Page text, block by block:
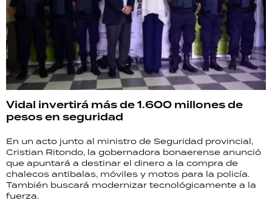
Vidal invertirá más de 1.600 millones de
pesos en seguridad
En un acto junto al ministro de Seguridad provincial,
Cristian Ritondo, la gobernadora bonaerense anunció
que apuntará a destinar el dinero a la compra de
chalecos antibalas, móviles y motos para la policía.
También buscará modernizar tecnológicamente a la
fuerza.